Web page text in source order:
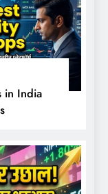
in India